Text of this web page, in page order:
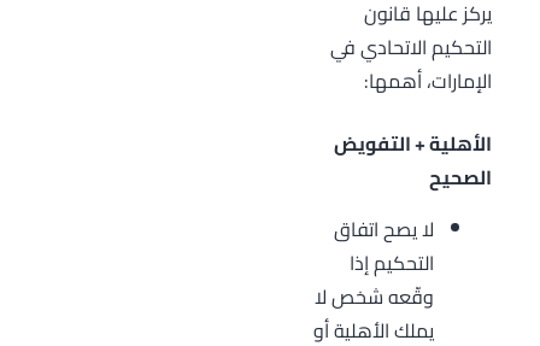
يركز عليها قانون
التحكيم الاتحادي في
الإمارات، أهمها:
الأهلية + التفويض
الصحيح
لا يصح اتفاق
التحكيم إذا
وقّعه شخص لا
يملك الأهلية أو